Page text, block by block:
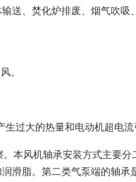
送、焚化炉排废、烟气吹吸
。
过大的热量和电动机超电流
本风机轴承安装方式主要分
滑脂。第二类气泵端的轴承